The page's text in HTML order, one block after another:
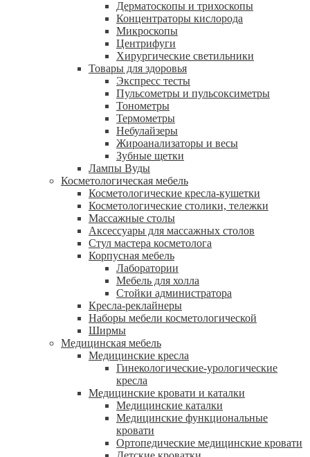
Дерматоскопы и трихоскопы
Концентраторы кислорода
Микроскопы
Центрифуги
Xирургические светильники
Товары для здоровья
Экспресс тесты
Пульсометры и пульсоксиметры
Тонометры
Термометры
Небулайзеры
Жироанализаторы и весы
Зубные щетки
Лампы Вуды
Косметологическая мебель
Косметологические кресла-кушетки
Косметологические столики, тележки
Массажные столы
Аксессуары для массажных столов
Стул мастера косметолога
Корпусная мебель
Лаборатории
Мебель для холла
Стойки администратора
Кресла-реклайнеры
Наборы мебели косметологической
Ширмы
Медицинская мебель
Медицинские кресла
Гинекологические-урологические
кресла
Медицинские кровати и каталки
Медицинские каталки
Медицинские функциональные
кровати
Ортопедические медицинские кровати